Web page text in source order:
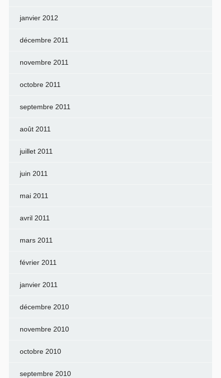
janvier 2012
décembre 2011
novembre 2011
octobre 2011
septembre 2011
août 2011
juillet 2011
juin 2011
mai 2011
avril 2011
mars 2011
février 2011
janvier 2011
décembre 2010
novembre 2010
octobre 2010
septembre 2010